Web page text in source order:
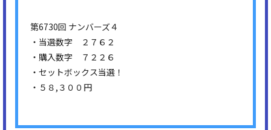
第6730回 ナンバーズ４
・当選数字 ２７６２
・購入数字 ７２２６
・セットボックス当選！
・５８,３００円